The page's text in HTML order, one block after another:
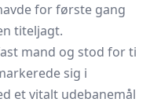
for første gang
titeljagt.
mand og stod for ti
sig i
et vitalt udebanemål